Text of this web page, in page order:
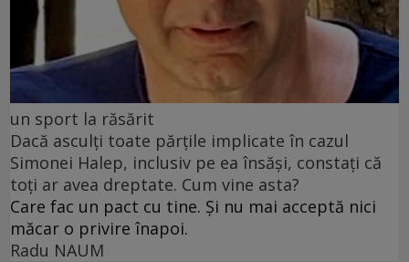
un sport la răsărit
Dacă asculți toate părțile implicate în cazul
Simonei Halep, inclusiv pe ea însăși, constați că
toți ar avea dreptate. Cum vine asta?
Care fac un pact cu tine. Și nu mai acceptă nici
măcar o privire înapoi.
Radu NAUM